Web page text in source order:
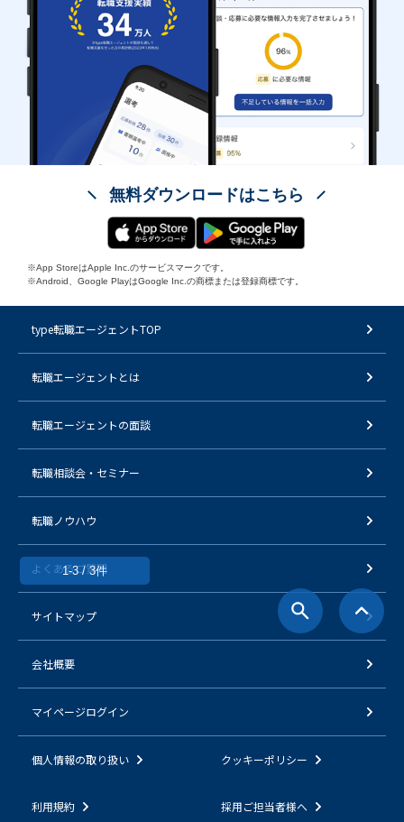
1-3 / 3件
無料ダウンロードはこちら
※App StoreはApple Inc.のサービスマークです。
※Android、Google PlayはGoogle Inc.の商標または登録商標です。
type転職エージェントTOP
転職エージェントとは
転職エージェントの面談
転職相談会・セミナー
転職ノウハウ
よくあるご質問
サイトマップ
会社概要
マイページログイン
個人情報の取り扱い クッキーポリシー
利用規約 採用ご担当者様へ